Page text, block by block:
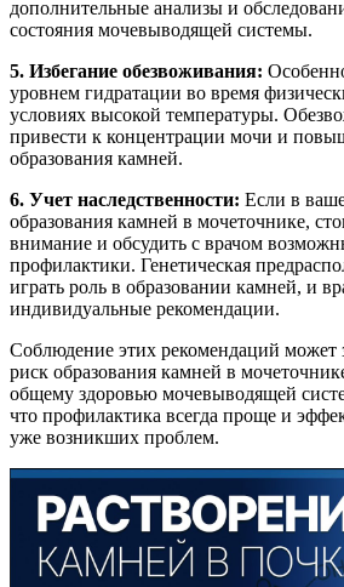
дополнительные анализы и
состояния мочевыводящей системы.
5. Избегание обезвоживания:
уровнем гидратации во время
условиях высокой температуры.
привести к концентрации мочи и
образования камней.
6. Учет наследственности: Если в
образования камней в мочеточнике,
внимание и обсудить с врачом
профилактики. Генетическая
играть роль в образовании камней, и
индивидуальные рекомендации.
Соблюдение этих рекомендаций может
риск образования камней в
общему здоровью мочевыводящей
что профилактика всегда проще и
уже возникших проблем.